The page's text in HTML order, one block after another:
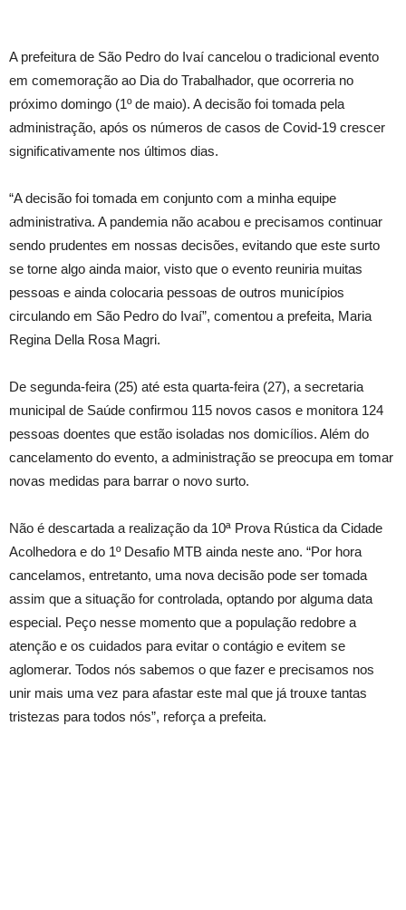
A prefeitura de São Pedro do Ivaí cancelou o tradicional evento
em comemoração ao Dia do Trabalhador, que ocorreria no
próximo domingo (1º de maio). A decisão foi tomada pela
administração, após os números de casos de Covid-19 crescer
significativamente nos últimos dias.
“A decisão foi tomada em conjunto com a minha equipe
administrativa. A pandemia não acabou e precisamos continuar
sendo prudentes em nossas decisões, evitando que este surto
se torne algo ainda maior, visto que o evento reuniria muitas
pessoas e ainda colocaria pessoas de outros municípios
circulando em São Pedro do Ivaí”, comentou a prefeita, Maria
Regina Della Rosa Magri.
De segunda-feira (25) até esta quarta-feira (27), a secretaria
municipal de Saúde confirmou 115 novos casos e monitora 124
pessoas doentes que estão isoladas nos domicílios. Além do
cancelamento do evento, a administração se preocupa em tomar
novas medidas para barrar o novo surto.
Não é descartada a realização da 10ª Prova Rústica da Cidade
Acolhedora e do 1º Desafio MTB ainda neste ano. “Por hora
cancelamos, entretanto, uma nova decisão pode ser tomada
assim que a situação for controlada, optando por alguma data
especial. Peço nesse momento que a população redobre a
atenção e os cuidados para evitar o contágio e evitem se
aglomerar. Todos nós sabemos o que fazer e precisamos nos
unir mais uma vez para afastar este mal que já trouxe tantas
tristezas para todos nós”, reforça a prefeita.